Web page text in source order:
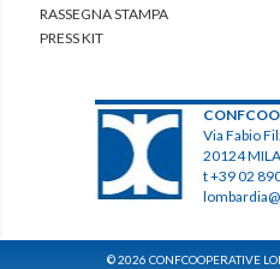
RASSEGNA STAMPA
PRESS KIT
Via Fabio
20124
t +39 02
© 2026 CONFCOOPERATIVE